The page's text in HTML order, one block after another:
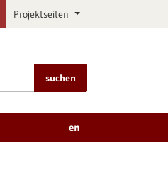
Projektseiten
suchen
en